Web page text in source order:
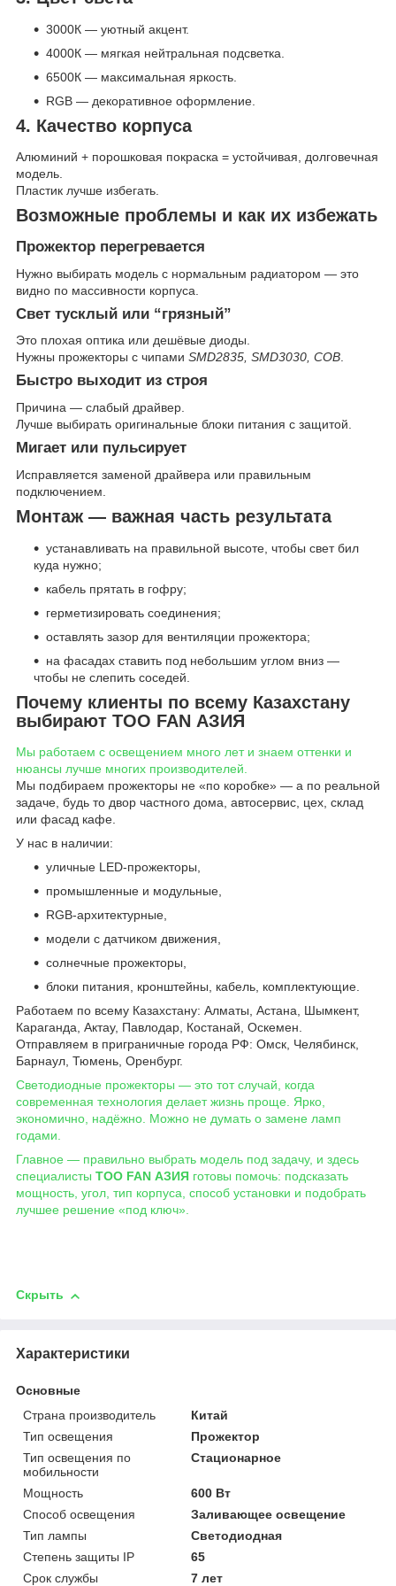
3000К — уютный акцент.
4000К — мягкая нейтральная подсветка.
6500К — максимальная яркость.
RGB — декоративное оформление.
4. Качество корпуса
Алюминий + порошковая покраска = устойчивая, долговечная
модель.
Пластик лучше избегать.
Возможные проблемы и как их избежать
Прожектор перегревается
Нужно выбирать модель с нормальным радиатором — это
видно по массивности корпуса.
Свет тусклый или “грязный”
Это плохая оптика или дешёвые диоды.
Нужны прожекторы с чипами SMD2835, SMD3030, COB.
Быстро выходит из строя
Причина — слабый драйвер.
Лучше выбирать оригинальные блоки питания с защитой.
Мигает или пульсирует
Исправляется заменой драйвера или правильным
подключением.
Монтаж — важная часть результата
устанавливать на правильной высоте, чтобы свет бил
куда нужно;
кабель прятать в гофру;
герметизировать соединения;
оставлять зазор для вентиляции прожектора;
на фасадах ставить под небольшим углом вниз —
чтобы не слепить соседей.
Почему клиенты по всему Казахстану
выбирают ТОО FAN АЗИЯ
Мы работаем с освещением много лет и знаем оттенки и
нюансы лучше многих производителей.
Мы подбираем прожекторы не «по коробке» — а по реальной
задаче, будь то двор частного дома, автосервис, цех, склад
или фасад кафе.
У нас в наличии:
уличные LED-прожекторы,
промышленные и модульные,
RGB-архитектурные,
модели с датчиком движения,
солнечные прожекторы,
блоки питания, кронштейны, кабель, комплектующие.
Работаем по всему Казахстану: Алматы, Астана, Шымкент,
Караганда, Актау, Павлодар, Костанай, Оскемен.
Отправляем в приграничные города РФ: Омск, Челябинск,
Барнаул, Тюмень, Оренбург.
Светодиодные прожекторы — это тот случай, когда
современная технология делает жизнь проще. Ярко,
экономично, надёжно. Можно не думать о замене ламп
годами.
Главное — правильно выбрать модель под задачу, и здесь
специалисты ТОО FAN АЗИЯ готовы помочь: подсказать
мощность, угол, тип корпуса, способ установки и подобрать
лучшее решение «под ключ».
Скрыть
Характеристики
Основные
Страна производитель
Китай
Тип освещения
Прожектор
Тип освещения по
мобильности
Стационарное
Мощность
600 Вт
Способ освещения
Заливающее освещение
Тип лампы
Светодиодная
Степень защиты IP
65
Срок службы
7 лет